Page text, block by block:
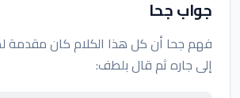
جواب جحا
فهم جحا أن كل هذا الكلام كان مقدمة
إلى جاره ثم قال بلطف: